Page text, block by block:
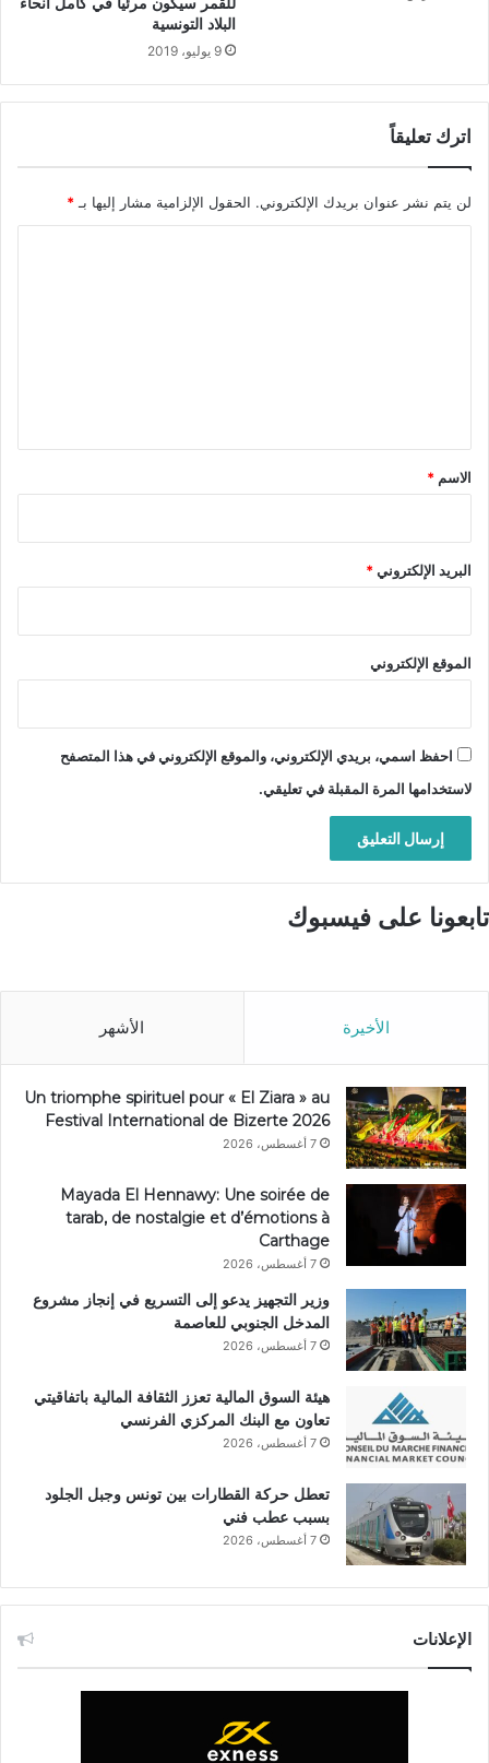
البلاد التونسية
9 يوليو، 2019
اترك تعليقاً
لن يتم نشر عنوان بريدك الإلكتروني. الحقول الإلزامية مشار إليها بـ *
*
الاسم *
البريد الإلكتروني*
الموقع الإلكتروني
احفظ اسمي، بريدي الإلكتروني، والموقع الإلكتروني في هذا المتصفح
لاستخدامها المرة المقبلة في تعليقي.
تابعونا على فيسبوك
الأخيرة الأشهر
Un triomphe spirituel pour « El Ziara » au
Festival International de Bizerte 2026
7 أغسطس، 2026
Mayada El Hennawy: Une soirée de
tarab, de nostalgie et d’émotions à
Carthage
7 أغسطس، 2026
وزير التجهيز يدعو إلى التسريع في إنجاز مشروع
المدخل الجنوبي للعاصمة
7 أغسطس، 2026
هيئة السوق المالية تعزز الثقافة المالية باتفاقيتي
تعاون مع البنك المركزي الفرنسي
7 أغسطس، 2026
تعطل حركة القطارات بين تونس وجبل الجلود
بسبب عطب فني
7 أغسطس، 2026
الإعلانات